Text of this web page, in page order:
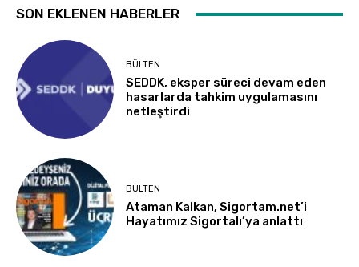
SON EKLENEN HABERLER
BÜLTEN
SEDDK, eksper süreci devam eden
hasarlarda tahkim uygulamasını
netleştirdi
BÜLTEN
Ataman Kalkan, Sigortam.net’i
Hayatımız Sigortalı’ya anlattı